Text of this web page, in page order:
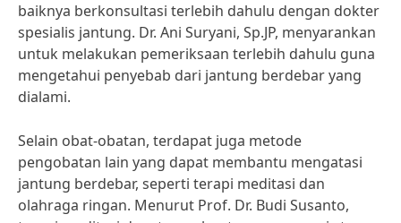
baiknya berkonsultasi terlebih dahulu dengan dokter
spesialis jantung. Dr. Ani Suryani, Sp.JP, menyarankan
untuk melakukan pemeriksaan terlebih dahulu guna
mengetahui penyebab dari jantung berdebar yang
dialami.
Selain obat-obatan, terdapat juga metode
pengobatan lain yang dapat membantu mengatasi
jantung berdebar, seperti terapi meditasi dan
olahraga ringan. Menurut Prof. Dr. Budi Susanto,